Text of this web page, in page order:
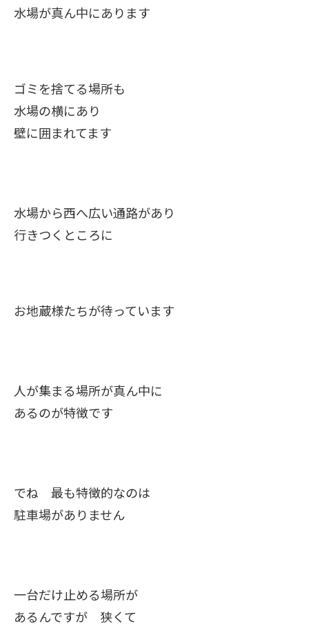
水場が真ん中にあります
ゴミを捨てる場所も
水場の横にあり
壁に囲まれてます
水場から西へ広い通路があり
行きつくところに
お地蔵様たちが待っています
人が集まる場所が真ん中に
あるのが特徴です
でね 最も特徴的なのは
駐車場がありません
一台だけ止める場所が
あるんですが 狭くて